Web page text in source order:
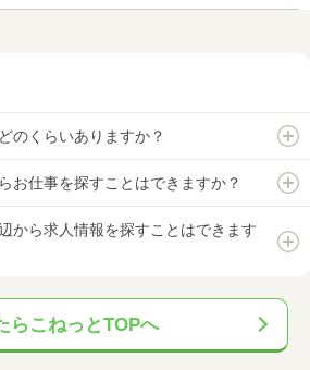
のくらいありますか？
お仕事を探すことはできますか？
から求人情報を探すことはできます
らこねっとTOPへ